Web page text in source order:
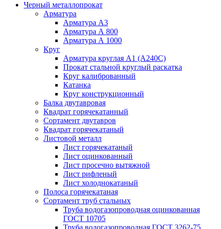
Черный металлопрокат
Арматура
Арматура А3
Арматура А 800
Арматура А 1000
Круг
Арматура круглая А1 (А240C)
Прокат стальной круглый раскатка
Круг калиброванный
Катанка
Круг конструкционный
Балка двутавровая
Квадрат горячекатанный
Сортамент двутавров
Квадрат горячекатаный
Листовой металл
Лист горячекатаный
Лист оцинкованный
Лист просечно вытяжной
Лист рифленый
Лист холоднокатаный
Полоса горячекатаная
Сортамент труб стальных
Труба водогазопроводная оцинкованная
ГОСТ 10705